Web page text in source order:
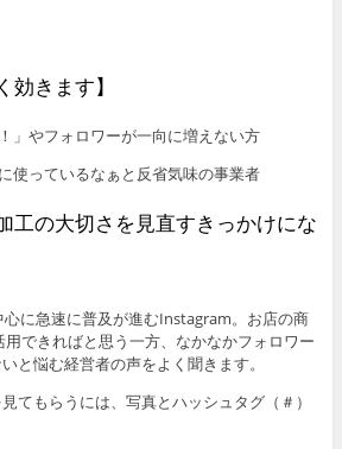
効きます】
やフォロワーが一向に増えない方
っているなぁと反省気味の事業者
工の大切さを見直すきっかけにな
に急速に普及が進むInstagram。お店の商
できればと思う一方、なかなかフォロワー
と悩む経営者の声をよく聞きます。
てもらうには、写真とハッシュタグ（＃）